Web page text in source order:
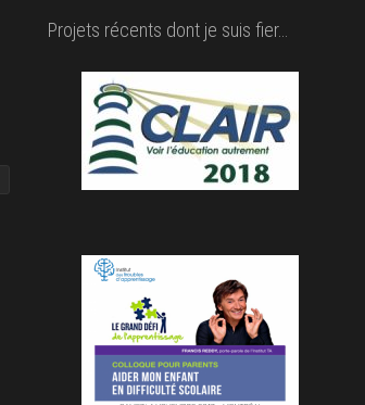
Projets récents dont je suis fier…